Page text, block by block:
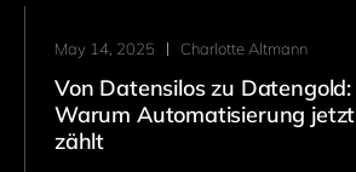
May 14, 2025 Charlotte Altmann
Von Datensilos zu Datengold:
Warum Automatisierung jetzt
zählt